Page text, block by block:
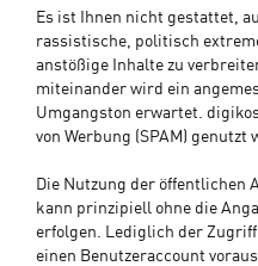
Es ist Ihnen nicht gestattet,
rassistische, politisch
anstößige Inhalte zu
miteinander wird ein
Umgangston erwartet.
von Werbung (SPAM) genutzt
Die Nutzung der öffentlichen
kann prinzipiell ohne die
erfolgen. Lediglich der
einen Benutzeraccount